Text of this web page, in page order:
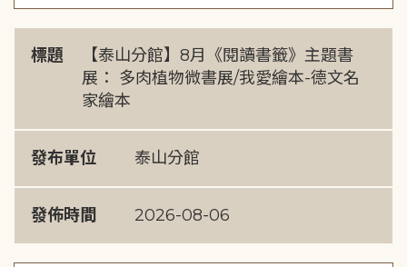
標題
【泰山分館】8月《閱讀書籤》主題書
展： 多肉植物微書展/我愛繪本-德文名
家繪本
發布單位 泰山分館
發佈時間 2026-08-06